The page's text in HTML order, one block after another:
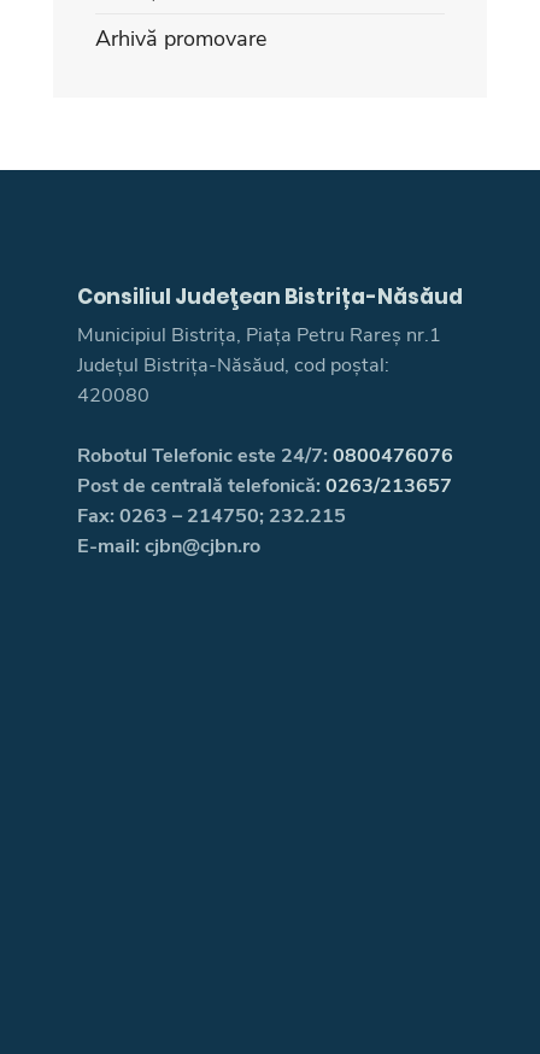
Arhivă promovare
Consiliul Judeţean Bistrița-Năsăud
Municipiul Bistrița, Piața Petru Rareș nr.1
Județul Bistrița-Năsăud, cod poștal:
420080
Robotul Telefonic este 24/7: 0800476076
Post de centrală telefonică: 0263/213657
Fax: 0263 – 214750; 232.215
E-mail: cjbn@cjbn.ro